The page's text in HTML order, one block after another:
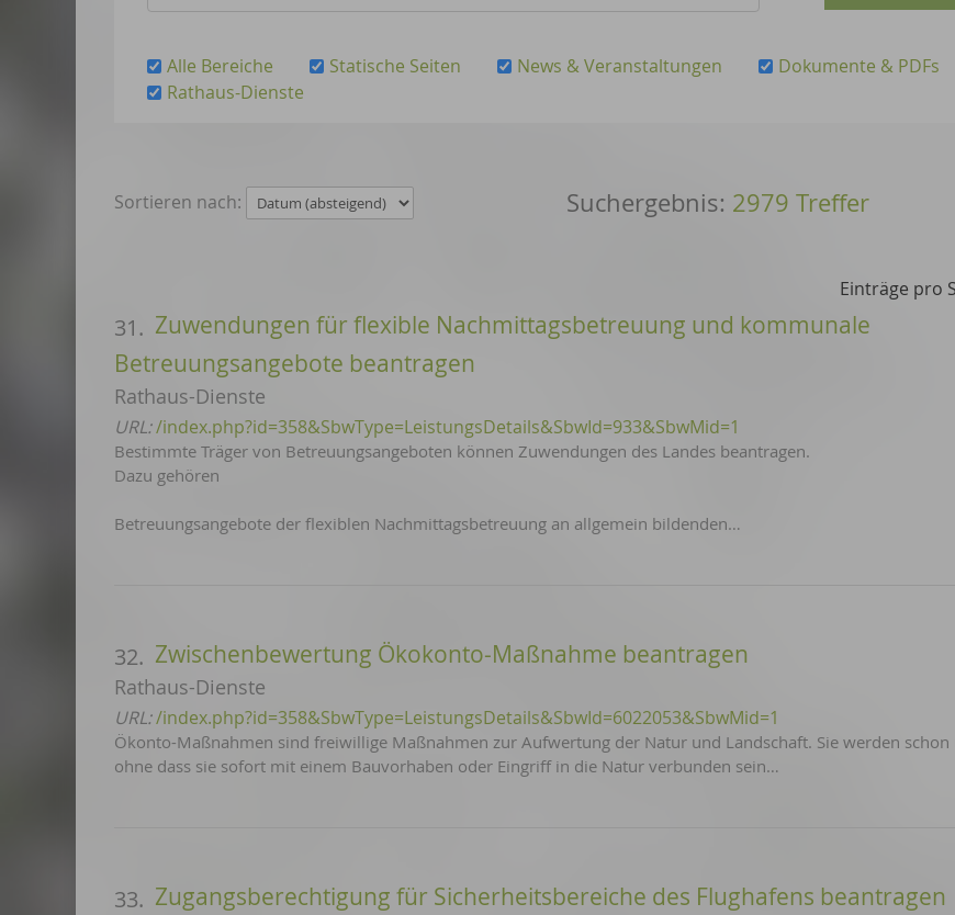
Alle Bereiche Statische Seiten News & Veranstaltungen
Dokumente & PDFs
Rathaus-Dienste
Sortieren nach: 2979 Treffer
Einträge pro
31. Zuwendungen für flexible Nachmittagsbetreuung und kommunale
Betreuungsangebote beantragen
Rathaus-Dienste
URL: /index.php?id=358&SbwType=LeistungsDetails&SbwId=933&SbwMid=1
Bestimmte Träger von Betreuungsangeboten können Zuwendungen des Landes beantragen.
Dazu gehören
Betreuungsangebote der flexiblen Nachmittagsbetreuung an allgemein bildenden…
32. Zwischenbewertung Ökokonto-Maßnahme beantragen
Rathaus-Dienste
URL: /index.php?id=358&SbwType=LeistungsDetails&SbwId=6022053&SbwMid=1
Ökonto-Maßnahmen sind freiwillige Maßnahmen zur Aufwertung der Natur und Landschaft. Sie werden schon
ohne dass sie sofort mit einem Bauvorhaben oder Eingriff in die Natur verbunden sein…
33. Zugangsberechtigung für Sicherheitsbereiche des Flughafens beantragen